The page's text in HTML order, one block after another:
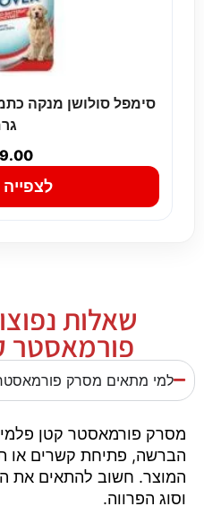
שאלות
פורמאסטר
למי מתאים מסרק פורמאסטר
מסרק פורמאסטר קטן
הברשה, פתיחת קשרים או
המוצר. חשוב להתאים את
וסוג הפרווה.